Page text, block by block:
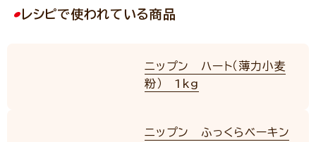
レシピで使われている商品
ニップン ハート（薄力小麦
粉） 1kg
ニップン ふっくらベーキン